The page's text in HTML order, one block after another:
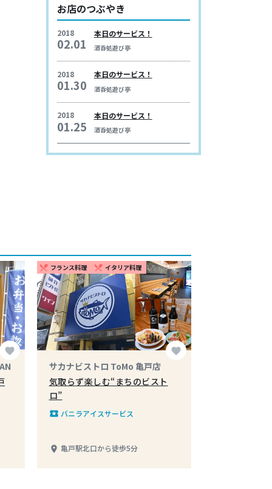
お店のつぶやき
2018
02.01
本日のサービス！
酒呑処遊び亭
2018
01.30
本日のサービス！
酒呑処遊び亭
2018
01.25
本日のサービス！
酒呑処遊び亭
favorite
restaurant_menu フランス料理 restaurant_menu イタリア料理
favorite
サカナビストロ ToMo 亀戸店
気取らず楽しむ“まちのビスト
ロ”
local_play バニラアイスサービス
place 亀戸駅北口から徒歩5分